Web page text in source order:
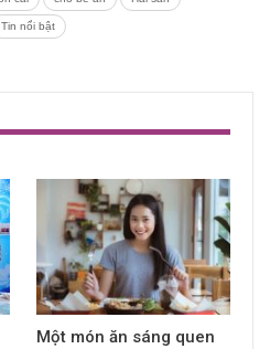
Tin nổi bật
Một món ăn sáng quen